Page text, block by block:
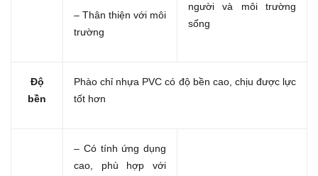
– Thân thiện với môi
trường
người và môi trường
sống
Độ
bền
Phào chỉ nhựa PVC có độ bền cao, chịu được lực
tốt hơn
– Có tính ứng dụng
cao, phù hợp với